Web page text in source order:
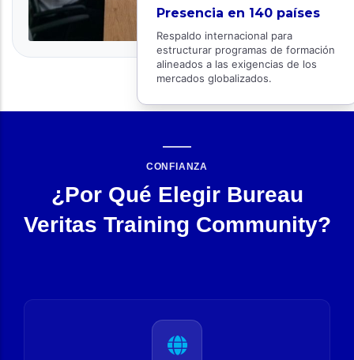
Presencia en 140 países
Respaldo internacional para
estructurar programas de formación
alineados a las exigencias de los
mercados globalizados.
CONFIANZA
¿Por Qué Elegir Bureau
Veritas Training Community?